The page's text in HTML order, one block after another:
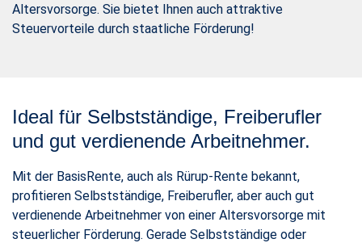
Altersvorsorge. Sie bietet Ihnen auch attraktive
Steuervorteile durch staatliche Förderung!
Ideal für Selbstständige, Freiberufler
und gut verdienende Arbeitnehmer.
Mit der BasisRente, auch als Rürup-Rente bekannt,
profitieren Selbstständige, Freiberufler, aber auch gut
verdienende Arbeitnehmer von einer Altersvorsorge mit
steuerlicher Förderung. Gerade Selbstständige oder